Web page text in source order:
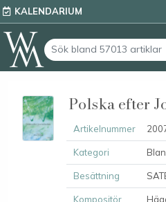
KALENDARIUM
Polska efter
Artikelnummer
Kategori
Besättning
Kompositör